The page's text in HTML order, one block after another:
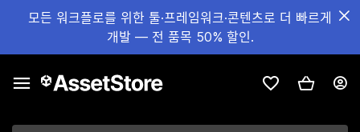
모든 워크플로를 위한 툴·프레임워크·콘텐츠로 더 빠르게
개발 — 전 품목 50% 할인.